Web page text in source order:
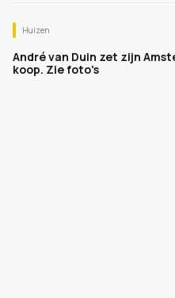
Huizen
André van Duin zet zijn
koop. Zie foto's